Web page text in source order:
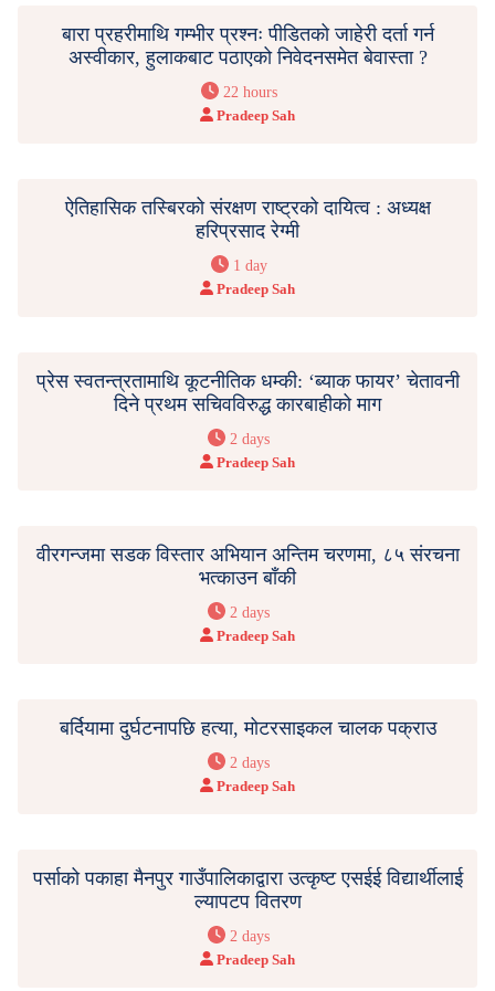
बारा प्रहरीमाथि गम्भीर प्रश्नः पीडितको जाहेरी दर्ता गर्न
अस्वीकार, हुलाकबाट पठाएको निवेदनसमेत बेवास्ता ?
22 hours
Pradeep Sah
ऐतिहासिक तस्बिरको संरक्षण राष्ट्रको दायित्व : अध्यक्ष
हरिप्रसाद रेग्मी
1 day
Pradeep Sah
प्रेस स्वतन्त्रतामाथि कूटनीतिक धम्की: ‘ब्याक फायर’ चेतावनी
दिने प्रथम सचिवविरुद्ध कारबाहीको माग
2 days
Pradeep Sah
वीरगन्जमा सडक विस्तार अभियान अन्तिम चरणमा, ८५ संरचना
भत्काउन बाँकी
2 days
Pradeep Sah
बर्दियामा दुर्घटनापछि हत्या, मोटरसाइकल चालक पक्राउ
2 days
Pradeep Sah
पर्साको पकाहा मैनपुर गाउँपालिकाद्वारा उत्कृष्ट एसईई विद्यार्थीलाई
ल्यापटप वितरण
2 days
Pradeep Sah